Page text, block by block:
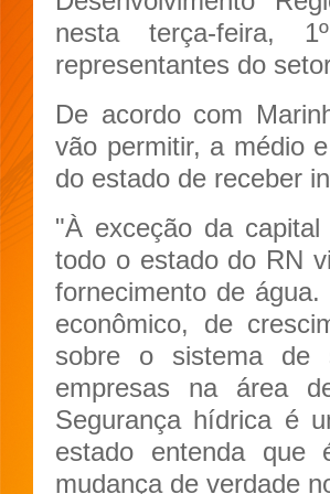
nesta terça-feira,
representantes do
De acordo com
vão permitir, a médio
do estado de receber
"À exceção da
todo o estado do RN
fornecimento de
econômico, de
sobre o sistema de
empresas na área
Segurança hídrica é
estado entenda que
mudança de verdade